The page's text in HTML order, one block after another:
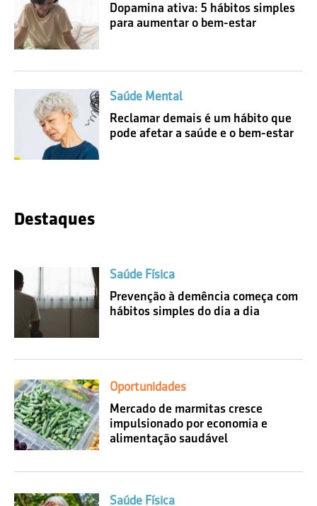
Dopamina ativa: 5 hábitos simples
para aumentar o bem-estar
Saúde Mental
Reclamar demais é um hábito que
pode afetar a saúde e o bem-estar
Destaques
Saúde Física
Prevenção à demência começa com
hábitos simples do dia a dia
Oportunidades
Mercado de marmitas cresce
impulsionado por economia e
alimentação saudável
Saúde Física